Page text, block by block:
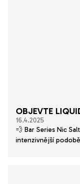
OBJEVTE
16.4.2025
💨 Bar Series Nic
intenzivnější